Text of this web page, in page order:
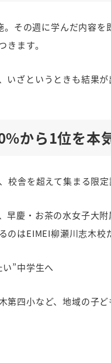
その週に学んだ内容
ます。
ざというときも結果が
から1位を本
舎を超えて集まる限定
早慶・お茶の水女子大
のはEIMEI柳瀬川志木校
”中学生へ
第四小など、地域の子